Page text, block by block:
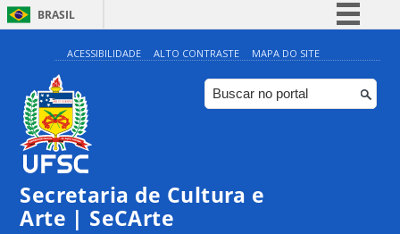
BRASIL
Simplifique!
Comunica BR
Participe
ACESSIBILIDADE ALTO CONTRASTE MAPA DO SITE
Secretaria de Cultura e
Arte | SeCArte